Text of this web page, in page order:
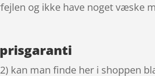
og ikke have noget væske
kan man finde her i shoppen